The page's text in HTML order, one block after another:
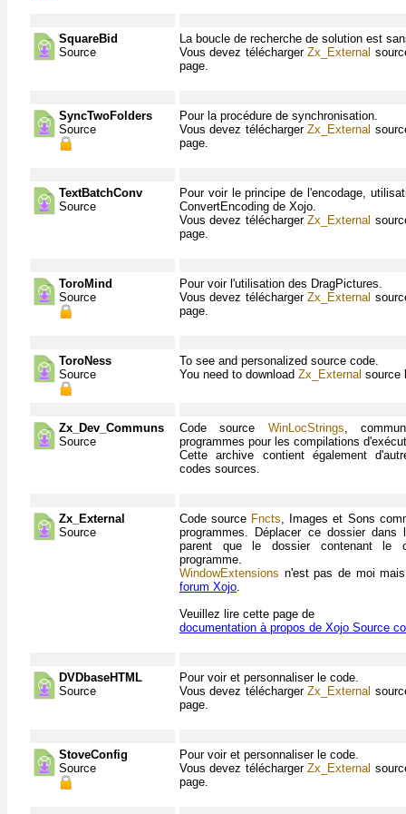
SquareBid
Source
La boucle de recherche de solution est
Vous devez téléchargerZx_External
page.
SyncTwoFolders
Source
Pour la procédure de synchronisation.
Vous devez téléchargerZx_External
page.
TextBatchConv
Source
Pour voir le principe de l'encodage,
ConvertEncoding de Xojo.
Vous devez téléchargerZx_External
page.
ToroMind
Source
Pour voir l'utilisation des DragPictures.
Vous devez téléchargerZx_External
page.
ToroNess
Source
To see and personalized source code.
You need to download Zx_External source
Zx_Dev_Communs
Source
Code source WinLocStrings,
programmes pour les compilations
Cette archive contient également
codes sources.
Zx_External
Source
Code source Fncts, Images et Sons
programmes. Déplacer ce dossier dans
parent que le dossier contenant le
programme.
WindowExtensions n'est pas de moi
forum Xojo.
Veuillez lire cette page de
documentation à propos de Xojo Source
DVDbaseHTML
Source
Pour voir et personnaliser le code.
Vous devez téléchargerZx_External
page.
StoveConfig
Source
Pour voir et personnaliser le code.
Vous devez téléchargerZx_External
page.